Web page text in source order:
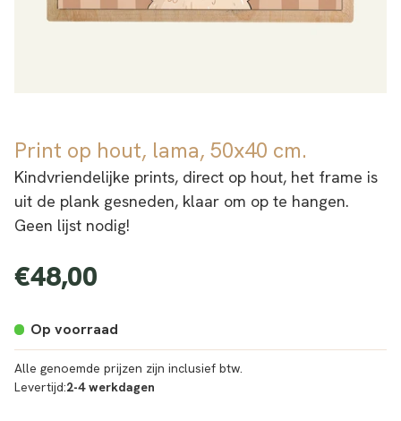
Print op hout, lama, 50x40 cm.
Kindvriendelijke prints, direct op hout, het frame is
uit de plank gesneden, klaar om op te hangen.
Geen lijst nodig!
Normale
€48,00
Op voorraad
Alle genoemde prijzen zijn inclusief btw.
Levertijd:2-4 werkdagen